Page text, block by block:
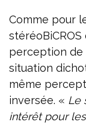
Comme pour
perception de
situation
même
inversée. « Le
intérêt pour